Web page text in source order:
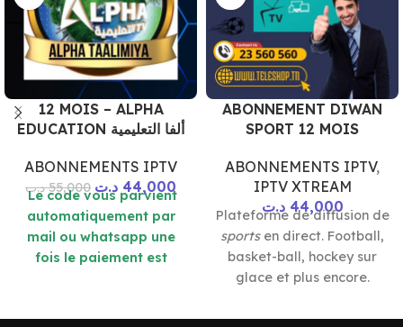
12 MOIS – ALPHA
EDUCATION ألفا التعليمية
ABONNEMENTS IPTV
55,000 د.ت 44,000 د.ت
Le code vous parvient
automatiquement par
mail ou whatsapp une
fois le paiement est
vidéo
ABONNEMENT DIWAN
SPORT 12 MOIS
ABONNEMENTS IPTV,
IPTV XTREAM
44,000 د.ت
Plateforme de diffusion de
sportsen direct. Football,
basket-ball, hockey sur
glace et plus encore.
Disponible sur tous les